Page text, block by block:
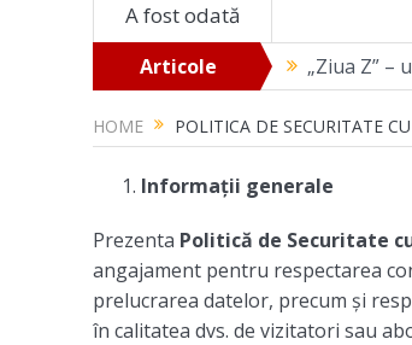
A fost odată
Articole
recente
care avem nevoie „Ziua Z” – un thriller
HOME POLITICA DE SECURITATE
Informații generale
Prezenta Politică de Securitate
angajament pentru respectarea
prelucrarea datelor, precum și
în calitatea dvs. de vizitatori sau